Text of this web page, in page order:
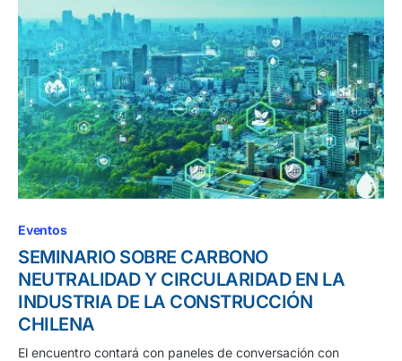
Eventos
SEMINARIO SOBRE CARBONO
NEUTRALIDAD Y CIRCULARIDAD EN LA
INDUSTRIA DE LA CONSTRUCCIÓN
CHILENA
El encuentro contará con paneles de conversación con